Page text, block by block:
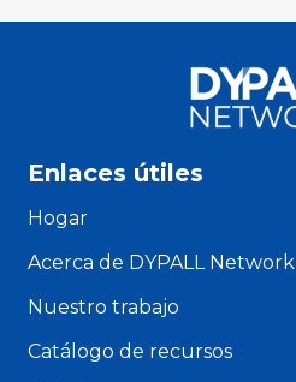
Enlaces útiles
Hogar
Acerca de DYPALL Network
Nuestro trabajo
Catálogo de recursos